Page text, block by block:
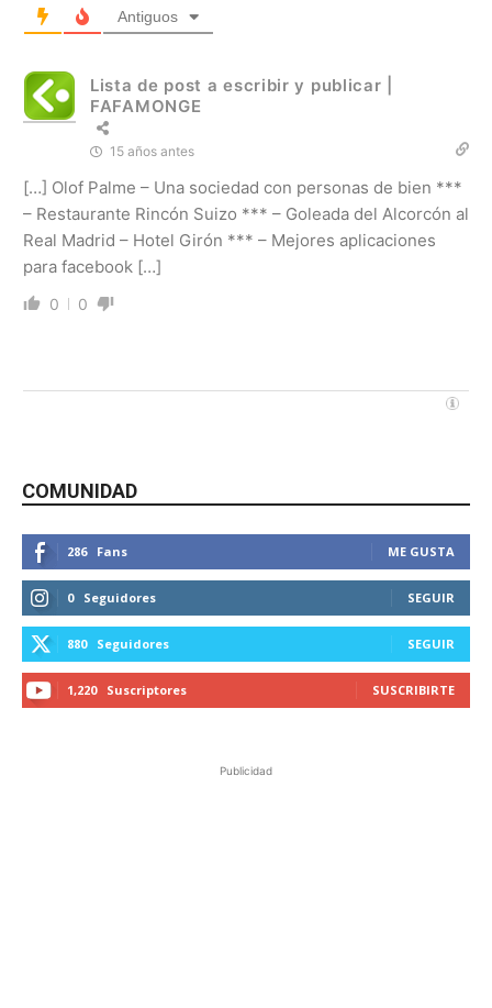
Antiguos
Lista de post a escribir y publicar |
FAFAMONGE
15 años antes
[…] Olof Palme – Una sociedad con personas de bien ***
– Restaurante Rincón Suizo *** – Goleada del Alcorcón al
Real Madrid – Hotel Girón *** – Mejores aplicaciones
para facebook […]
0 0
COMUNIDAD
286 Fans ME GUSTA
0 Seguidores SEGUIR
880 Seguidores SEGUIR
1,220 Suscriptores SUSCRIBIRTE
Publicidad